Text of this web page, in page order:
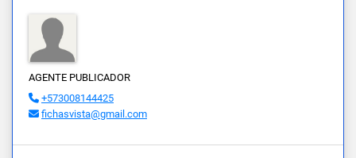
AGENTE PUBLICADOR
+573008144425
fichasvista@gmail.com